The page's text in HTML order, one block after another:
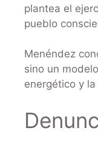
plantea el
pueblo
Menéndez
sino un
energético y